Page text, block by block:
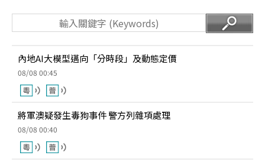
內地AI大模型邁向「分時段」及動態定價
08/08 00:45
將軍澳疑發生毒狗事件 警方列雜項處理
08/08 00:40